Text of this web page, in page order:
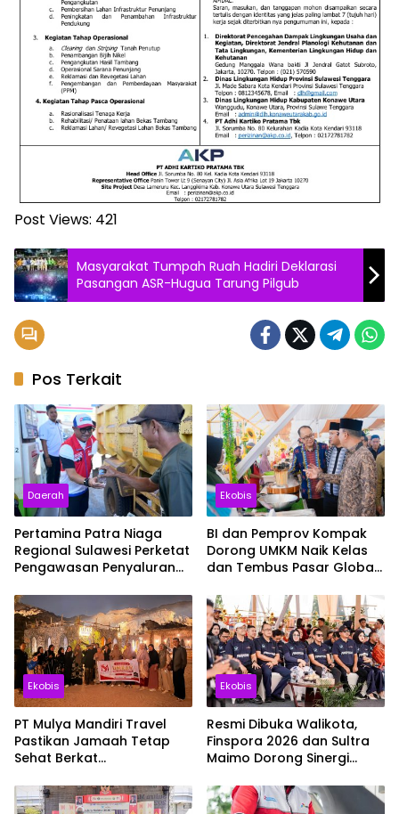
Post Views: 421
Masyarakat Tumpah Ruah Hadiri Deklarasi
Pasangan ASR-Hugua Tarung Pilgub
Pos Terkait
Daerah
Pertamina Patra Niaga
Regional Sulawesi Perketat
Pengawasan Penyaluran
Kolaka Utara
Ekobis
BI dan Pemprov Kompak
Dorong UMKM Naik Kelas
dan Tembus Pasar Global
Ekobis
PT Mulya Mandiri Travel
Pastikan Jamaah Tetap
Sehat Berkat
Disaat Cuaca Madinah
Capai 44 Derajat Celsius
Ekobis
Resmi Dibuka Walikota,
Finspora 2026 dan Sultra
Maimo Dorong Sinergi
Industri Keuangan